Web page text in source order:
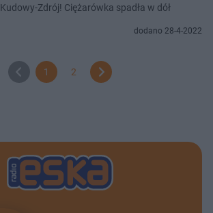
Kudowy-Zdrój! Ciężarówka spadła w dół
dodano 28-4-2022
1 2